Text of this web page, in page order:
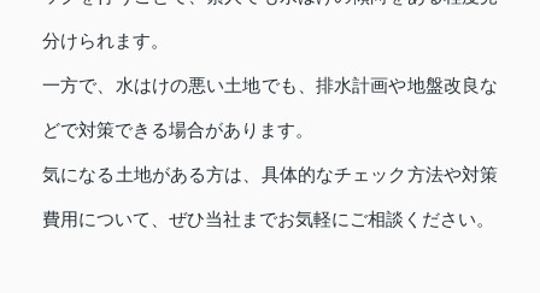
分けられます。
一方で、水はけの悪い土地でも、排水計画や地盤改良な
どで対策できる場合があります。
気になる土地がある方は、具体的なチェック方法や対策
費用について、ぜひ当社までお気軽にご相談ください。